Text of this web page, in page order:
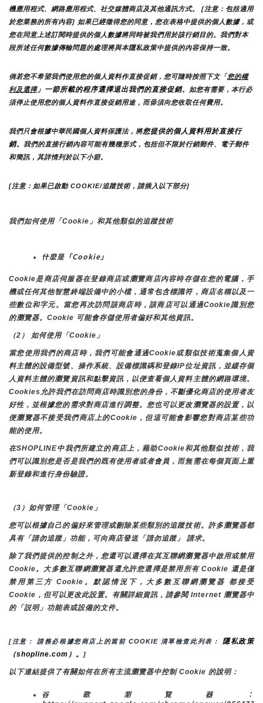
機應用程式、網路應用程式、社交媒體商店及其他通訊方式。 [注意：包括適用
於您業務的所有內容] 如果已經徵得您的同意，您在表格中提供的個人數據，或
您在同意上述訂閱時提供的個人數據將同時被我們用於該行銷目的。我們對本
段所述任何數據傳輸問題的處理將與本隱私政策中提供的內容保持一致。
倘若您不希望我們使用您的個人資料作直接促銷，您可隨時按照下文「您的權
利及選擇」一節所載的程序選擇退出我們的直接促銷。如您有需要，本行必
須停止使用您的個人資料作直接促銷用途，而毋須向您收取任何費用。
我們只會根據中華民國個人資料保護法，將您提供的個人資料用於直接行
銷。我們的直接行銷內容可能有幾種形式，包括但不限於行銷郵件、電子郵件
和簡訊，其詳情列於以下小節。
[注意：如果已啟動 COOKIE/追蹤技術，請插入以下部分]
我們如何使用「Cookie」和其他類似的追蹤技術
什麼是「Cookie」
Cookie是商店伺服器在登錄商店或瀏覽商店內容時存儲在您的電腦，手
機或任何其他智慧終端設備中的小檔，通常包含標識符，商店名稱以及一
些數位和字元。當您再次訪問該商店時，該商店可以通過Cookie識別您
的瀏覽器。Cookie 可能會存儲使用者偏好和其他資訊。
（2） 如何使用「Cookie」
當您使用我們的商店時，我們可能會通過Cookie或類似技術蒐集個人資
料主體的設備型號、操作系統、設備標識碼和登錄IP位址資訊，並緩存個
人資料主體的瀏覽資訊和點擊資訊，以便查看個人資料主體的網路環境。
Cookies允許我們在訪問商店時識別您的身份，不斷優化商店的使用者友
好性，並根據您的需求對商店進行調整。您也可以更改瀏覽器的設置，以
便瀏覽器不接受我們商店上的Cookie，但這可能會影響您對商店某些功
能的使用。
在SHOPLINE中我們所建立的商店上，藉助Cookie和其他類似技術，我
們可以識別您是否是我們的既有使用者或者會員，而無需在每個頁面上重
新登錄和進行身份驗證。
（3）如何管理「Cookie」
您可以根據自己的偏好來管理或刪除某些類別的追蹤技術。許多瀏覽器都
具有「請勿追蹤」功能，可向商店發送「請勿追蹤」 請求。
除了我們提供的控制之外，您還可以選擇在其互聯網瀏覽器中啟用或禁用
Cookie。大多數互聯網瀏覽器還允許您選擇是禁用所有 Cookie 還是僅
禁用第三方 Cookie。默認情況下，大多數互聯網瀏覽器 都接受
Cookie，但可以更改此設置。有關詳細資訊，請參閱 Internet 瀏覽器中
的「説明」功能表或設備的文件。
[注意： 請務必根據您商店上的當前 COOKIE 清單檢查此列表： 隱私政策
（shopline.com）。
]
以下連結提供了有關如何在所有主流瀏覽器中控制 Cookie 的說明：
谷歌瀏覽器：